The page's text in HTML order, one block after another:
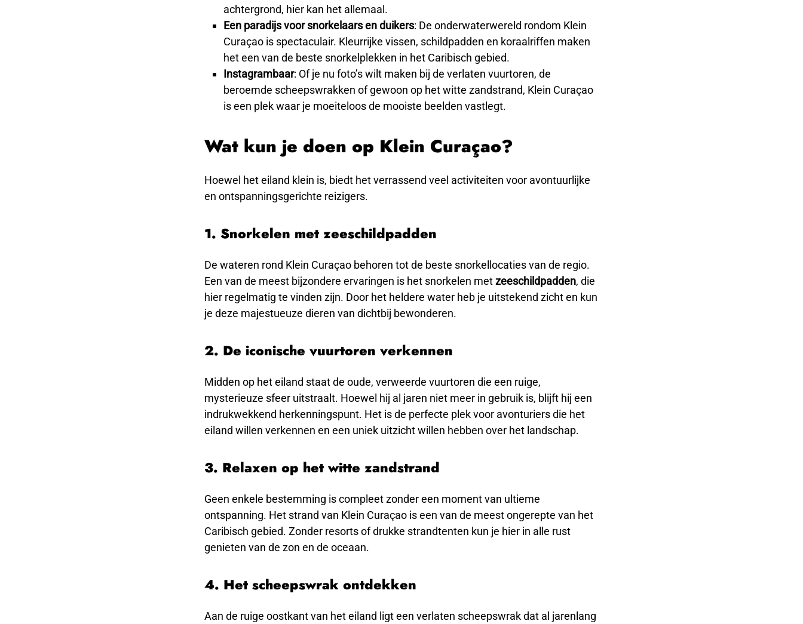
achtergrond, hier kan het allemaal.
Een paradijs voor snorkelaars en duikers: De onderwaterwereld rondom Klein
Curaçao is spectaculair. Kleurrijke vissen, schildpadden en koraalriffen maken
het een van de beste snorkelplekken in het Caribisch gebied.
Instagrambaar: Of je nu foto’s wilt maken bij de verlaten vuurtoren, de
beroemde scheepswrakken of gewoon op het witte zandstrand, Klein Curaçao
is een plek waar je moeiteloos de mooiste beelden vastlegt.
Wat kun je doen op Klein Curaçao?
Hoewel het eiland klein is, biedt het verrassend veel activiteiten voor avontuurlijke
en ontspanningsgerichte reizigers.
1. Snorkelen met zeeschildpadden
De wateren rond Klein Curaçao behoren tot de beste snorkellocaties van de regio.
Een van de meest bijzondere ervaringen is het snorkelen metzeeschildpadden, die
hier regelmatig te vinden zijn. Door het heldere water heb je uitstekend zicht en kun
je deze majestueuze dieren van dichtbij bewonderen.
2. De iconische vuurtoren verkennen
Midden op het eiland staat de oude, verweerde vuurtoren die een ruige,
mysterieuze sfeer uitstraalt. Hoewel hij al jaren niet meer in gebruik is, blijft hij een
indrukwekkend herkenningspunt. Het is de perfecte plek voor avonturiers die het
eiland willen verkennen en een uniek uitzicht willen hebben over het landschap.
3. Relaxen op het witte zandstrand
Geen enkele bestemming is compleet zonder een moment van ultieme
ontspanning. Het strand van Klein Curaçao is een van de meest ongerepte van het
Caribisch gebied. Zonder resorts of drukke strandtenten kun je hier in alle rust
genieten van de zon en de oceaan.
4. Het scheepswrak ontdekken
Aan de ruige oostkant van het eiland ligt een verlaten scheepswrak dat al jarenlang